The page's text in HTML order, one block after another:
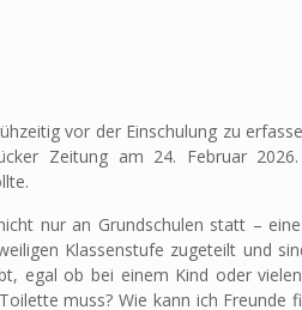
vor der Einschulung zu
Zeitung am 24. Februar
nur an Grundschulen statt –
Klassenstufe zugeteilt und
egal ob bei einem Kind oder
muss? Wie kann ich Freunde